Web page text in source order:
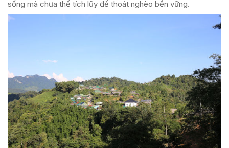
sống mà chưa thể tích lũy để thoát nghèo bền vững.